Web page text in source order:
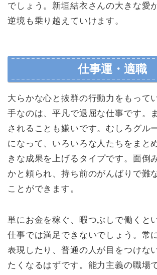
でしょう。新垣結衣さんの大きな愛
逆境も乗り越えていけます。
仕事運・適職
大らかな心と抜群の行動力をもって
手なのは、平凡で退屈な仕事です。
されることも嫌いです。むしろグル
になって、いろいろな人たちをまと
きな成果を上げるタイプです。面倒
かと頼られ、持ち前のがんばりで難
ことができます。
単にお金を稼ぐ、暇つぶしで働くと
仕事では満足できないでしょう。常
表現したり、普通の人が目をつけな
たくなるはずです。能力主義の職場